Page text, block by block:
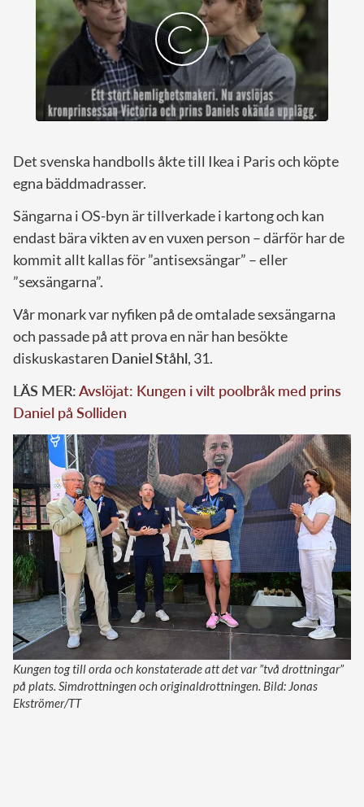
Det svenska handbolls åkte till Ikea i Paris och köpte
egna bäddmadrasser.
Sängarna i OS-byn är tillverkade i kartong och kan
endast bära vikten av en vuxen person – därför har de
kommit allt kallas för ”antisexsängar” – eller
”sexsängarna”.
Vår monark var nyfiken på de omtalade sexsängarna
och passade på att prova en när han besökte
diskuskastaren DanielStåhl, 31.
LÄS MER:Avslöjat: Kungen i vilt poolbråk med prins
Daniel på Solliden
Kungen tog till orda och konstaterade att det var ”två drottningar”
på plats. Simdrottningen och originaldrottningen. Bild: Jonas
Ekströmer/TT